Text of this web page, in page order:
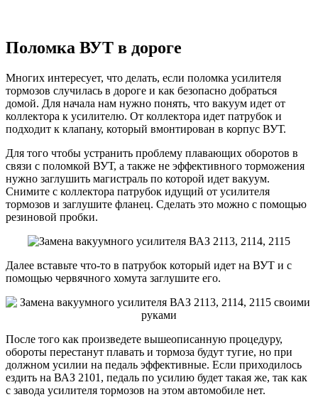
Поломка ВУТ в дороге
Многих интересует, что делать, если поломка усилителя
тормозов случилась в дороге и как безопасно добраться
домой. Для начала нам нужно понять, что вакуум идет от
коллектора к усилителю. От коллектора идет патрубок и
подходит к клапану, который вмонтирован в корпус ВУТ.
Для того чтобы устранить проблему плавающих оборотов в
связи с поломкой ВУТ, а также не эффективного торможения
нужно заглушить магистраль по которой идет вакуум.
Снимите с коллектора патрубок идущий от усилителя
тормозов и заглушите фланец. Сделать это можно с помощью
резиновой пробки.
Далее вставьте что-то в патрубок который идет на ВУТ и с
помощью червячного хомута заглушите его.
После того как произведете вышеописанную процедуру,
обороты перестанут плавать и тормоза будут тугие, но при
должном усилии на педаль эффективные. Если приходилось
ездить на ВАЗ 2101, педаль по усилию будет такая же, так как
с завода усилителя тормозов на этом автомобиле нет.